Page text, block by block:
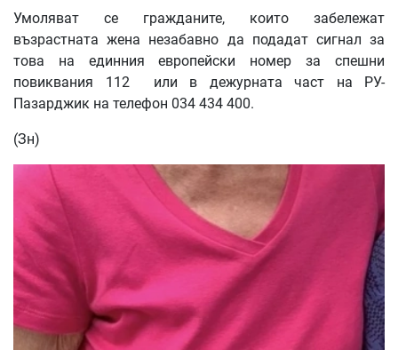
Умоляват се гражданите, които забележат
възрастната жена незабавно да подадат сигнал за
това на единния европейски номер за спешни
повиквания 112 или в дежурната част на РУ-
Пазарджик на телефон 034 434 400.
(Зн)